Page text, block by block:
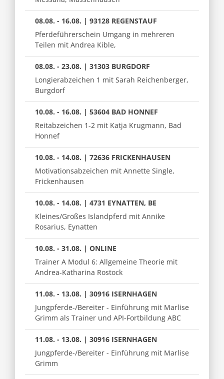
08.08. - 16.08. | 93128 REGENSTAUF
Pferdeführerschein Umgang in mehreren
Teilen mit Andrea Kible,
08.08. - 23.08. | 31303 BURGDORF
Longierabzeichen 1 mit Sarah Reichenberger,
Burgdorf
10.08. - 16.08. | 53604 BAD HONNEF
Reitabzeichen 1-2 mit Katja Krugmann, Bad
Honnef
10.08. - 14.08. | 72636 FRICKENHAUSEN
Motivationsabzeichen mit Annette Single,
Frickenhausen
10.08. - 14.08. | 4731 EYNATTEN, BE
Kleines/Großes Islandpferd mit Annike
Rosarius, Eynatten
10.08. - 31.08. | ONLINE
Trainer A Modul 6: Allgemeine Theorie mit
Andrea-Katharina Rostock
11.08. - 13.08. | 30916 ISERNHAGEN
Jungpferde-/Bereiter - Einführung mit Marlise
Grimm als Trainer und API-Fortbildung ABC
11.08. - 13.08. | 30916 ISERNHAGEN
Jungpferde-/Bereiter - Einführung mit Marlise
Grimm